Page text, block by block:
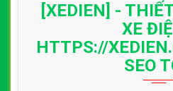
[XEDIEN] -
XE
HTTPS://
SEO